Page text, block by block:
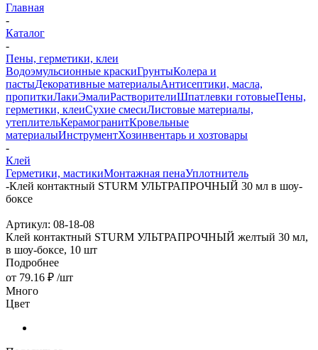
Главная
-
Каталог
-
Пены, герметики, клеи
Водоэмульсионные краскиГрунтыКолера и
пастыДекоративные материалыАнтисептики, масла,
пропиткиЛакиЭмалиРастворителиШпатлевки готовыеПены,
герметики, клеиСухие смесиЛистовые материалы,
утеплительКерамогранитКровельные
материалыИнструментХозинвентарь и хозтовары
-
Клей
Герметики, мастикиМонтажная пенаУплотнитель
-Клей контактный STURM УЛЬТРАПРОЧНЫЙ 30 мл в шоу-
боксе
Артикул: 08-18-08
Клей контактный STURM УЛЬТРАПРОЧНЫЙ желтый 30 мл,
в шоу-боксе, 10 шт
Подробнее
от 79.16 ₽ /шт
Много
Цвет